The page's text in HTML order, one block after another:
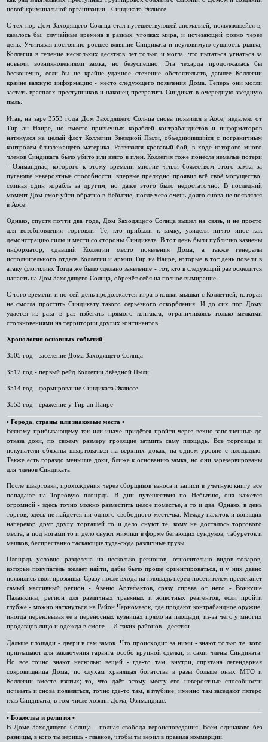
новой криминальной организации - Синдиката Эклиссе.
С тех пор Дом Заходящего Солнца стал путешествующей аномалией, появляющейся в,
казалось бы, случайные времена в разных уголках мира, и исчезающей ровно через
день. Учитывая постоянно росшее влияние Синдиката и неуловимую сущность рынка,
Коллегия в течение нескольких десятков лет только и могла, что пытаться угнаться за
новыми возникновениями замка, но безуспешно. Эта чехарда продолжалась бы
бесконечно, если бы не крайне удачное стечение обстоятельств, давшее Коллегии
крайне важную информацию - место следующего появления Дома. Теперь они могли
застать врасплох преступников и наконец превратить Синдикат в очередную звёздную
пыль.
Итак, на заре 3553 года Дом Заходящего Солнца снова появился в Аосе, недалеко от
Тир ан Наире, но вместо привычных кораблей контрабандистов и информаторов
наткнулся на целый флот Коллегии Звёздной Пыли, объединившийся с пограничным
контролем близлежащего материка. Развязался кровавый бой, в ходе которого много
членов Синдиката было убито или взято в плен. Коллегия тоже понесла немалые потери
- Озимандиас, которого к этому времени многие чтили божеством этого замка за
пугающе невероятные способности, впервые прелюдно проявил всё своё могущество,
сминая один корабль за другим, но даже этого было недостаточно. В последний
момент Дом смог уйти обратно в Небытие, после чего очень долго снова не появлялся
в Аосе.
Однако, спустя почти два года, Дом Заходящего Солнца вышел на связь, и не просто
для возобновления торговли. Те, кто прибыли к замку, увидели ничто иное как
демонстрацию силы и мести со стороны Синдиката. В тот день были публично казнены
информатор, сдавший Коллегии место появления Дома, а также генералы
исполнительного отдела Коллегии и армии Тир на Наире, которые в тот день повели в
атаку флотилию. Тогда же было сделано заявление - тот, кто в следующий раз осмелится
напасть на Дом Заходящего Солнца, обречёт себя на полное вымирание.
С того времени и по сей день продолжается игра в кошки-мышки с Коллегией, которая
не смогла простить Синдикату такого серьёзного оскорбления. И до сих пор Дому
удаётся из раза в раз избегать прямого контакта, ограничиваясь только мелкими
столкновениями на территории других континентов.
Хронология основных событий
3505 год - заселение Дома Заходящего Солнца
3512 год - первый рейд Коллегии Звёздной Пыли
3514 год - формирование Синдиката Эклиссе
3553 год - сражение у Тир ан Наире
• Города, страны или знаковые места •
Всякому прибывающему так или иначе придётся пройти через вечно заполненные до
отказа доки, по своему размеру грозящие затмить саму площадь. Все торговцы и
покупатели обязаны швартоваться на верхних доках, на одном уровне с площадью.
Также есть гораздо меньшие доки, ближе к основанию замка, но они зарезервированы
для членов Синдиката.
После швартовки, прохождения через сборщиков взноса и записи в учётную книгу все
попадают на Торговую площадь. В дни путешествия по Небытию, она кажется
огромной - здесь точно можно разместить целое поместье, а то и два. Однако, в день
торгов, здесь не найдется ни одного свободного местечка. Между палаток и вопящих
наперекор друг другу торгашей то и дело снуют те, кому не досталось торгового
места, а под ногами то и дело снуют мимики в форме бегающих сундуков, табуреток и
мешков, беспрестанно таскающие туда-сюда различные грузы.
Площадь условно разделена на несколько регионов, относительно видов товаров,
которые покупатель желает найти, дабы было проще ориентироваться, и у них давно
появились свои прозвища. Сразу после входа на площадь перед посетителем предстанет
самый массивный регион - Авеню Артефактов, сразу справа от него - Вонючие
Паланкины, регион для различных травяных и животных реагентов, если пройти
глубже - можно наткнуться на Район Черномазок, где продают контрабандное оружие,
иногда перековывая её в переносных кузницах прямо на площади, из-за чего у многих
продавцов лицо и одежда в смоге… И таких районов - десятки.
Дальше площади - двери в сам замок. Что происходит за ними - знают только те, кого
приглашают для заключения гаранта особо крупной сделки, и сами члены Синдиката.
Но все точно знают несколько вещей - где-то там, внутри, спрятана легендарная
сокровищница Дома, по слухам хранящая богатства в разы больше оных МТО и
Коллегии вместе взятых; то, что даёт этому месту его невероятные способности
исчезать и снова появляться, точно где-то там, в глубине; именно там заседают пятеро
глав Синдиката, в том числе хозяин Дома, Озимандиас.
• Божества и религия •
В Доме Заходящего Солнца - полная свобода вероисповедания. Всем одинаково без
разницы, в кого ты веришь - главное, чтобы ты верил в правила коммерции.